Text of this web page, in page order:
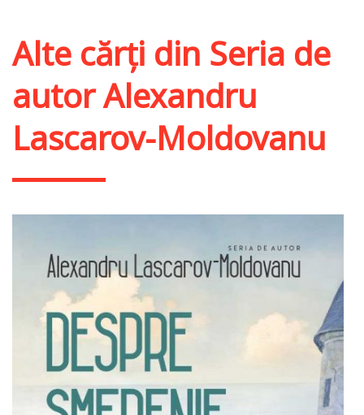
Alte cărți din Seria de
autor Alexandru
Lascarov-Moldovanu